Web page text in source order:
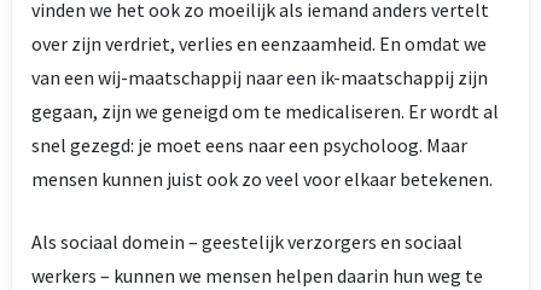
vinden we het ook zo moeilijk als iemand anders vertelt
over zijn verdriet, verlies en eenzaamheid. En omdat we
van een wij-maatschappij naar een ik-maatschappij zijn
gegaan, zijn we geneigd om te medicaliseren. Er wordt al
snel gezegd: je moet eens naar een psycholoog. Maar
mensen kunnen juist ook zo veel voor elkaar betekenen.
Als sociaal domein – geestelijk verzorgers en sociaal
werkers – kunnen we mensen helpen daarin hun weg te